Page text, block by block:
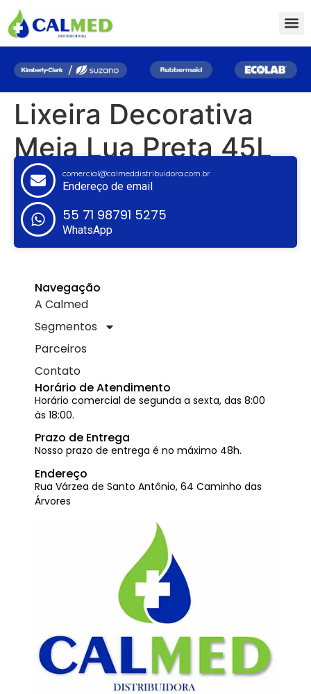
Lixeira Decorativa
Meia Lua Preta 45L
comercial@calmeddistribuidora.com.br
Endereço de email
55 71 98791 5275
WhatsApp
Navegação
A Calmed
Segmentos
Parceiros
Contato
Horário de Atendimento
Horário comercial de segunda a sexta, das 8:00
às 18:00.
Prazo de Entrega
Nosso prazo de entrega é no máximo 48h.
Endereço
Rua Várzea de Santo Antônio, 64 Caminho das
Árvores